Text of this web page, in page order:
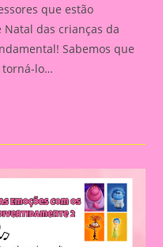
que estão
das crianças da
Sabemos que
torná-lo…